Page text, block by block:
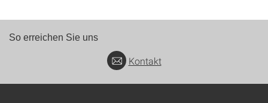
So erreichen Sie uns
Kontakt